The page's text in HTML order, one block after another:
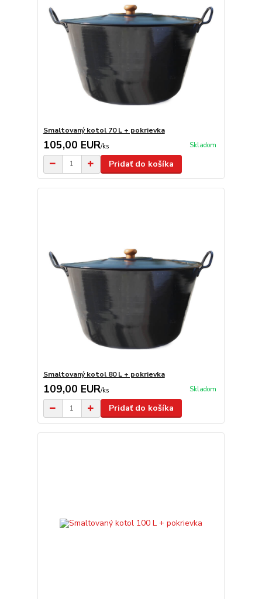
Smaltovaný kotol 70 L + pokrievka
105,00 EUR/ks Skladom
Pridať do košíka
Smaltovaný kotol 80 L + pokrievka
109,00 EUR/ks Skladom
Pridať do košíka